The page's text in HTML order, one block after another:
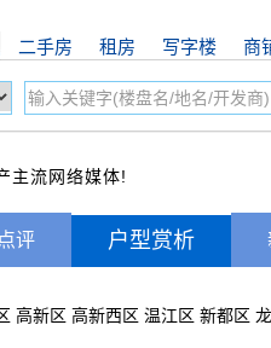
二手房 租房 写字楼 商
主流网络媒体!
评 户型赏析
高新区 高新西区 温江区 新都区